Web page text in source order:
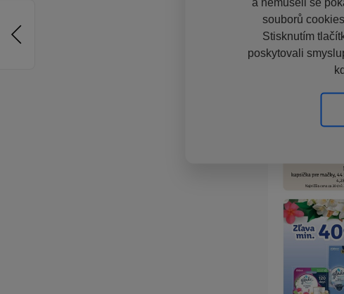
souborů
Stisknutím
poskytovali